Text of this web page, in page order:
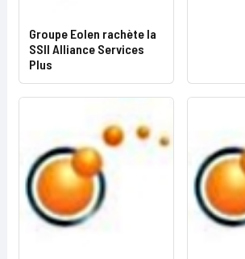
Groupe Eolen rachète la
SSII Alliance Services
Plus